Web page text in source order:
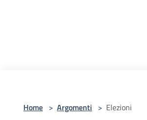
Home > Argomenti > Elezioni